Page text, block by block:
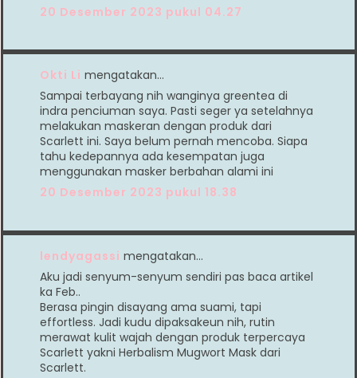
20 Desember 2023 pukul 04.27
Okti Li mengatakan…
Sampai terbayang nih wanginya greentea di
indra penciuman saya. Pasti seger ya setelahnya
melakukan maskeran dengan produk dari
Scarlett ini. Saya belum pernah mencoba. Siapa
tahu kedepannya ada kesempatan juga
menggunakan masker berbahan alami ini
20 Desember 2023 pukul 18.38
lendyagassi mengatakan…
Aku jadi senyum-senyum sendiri pas baca artikel
ka Feb..
Berasa pingin disayang ama suami, tapi
effortless. Jadi kudu dipaksakeun nih, rutin
merawat kulit wajah dengan produk terpercaya
Scarlett yakni Herbalism Mugwort Mask dari
Scarlett.